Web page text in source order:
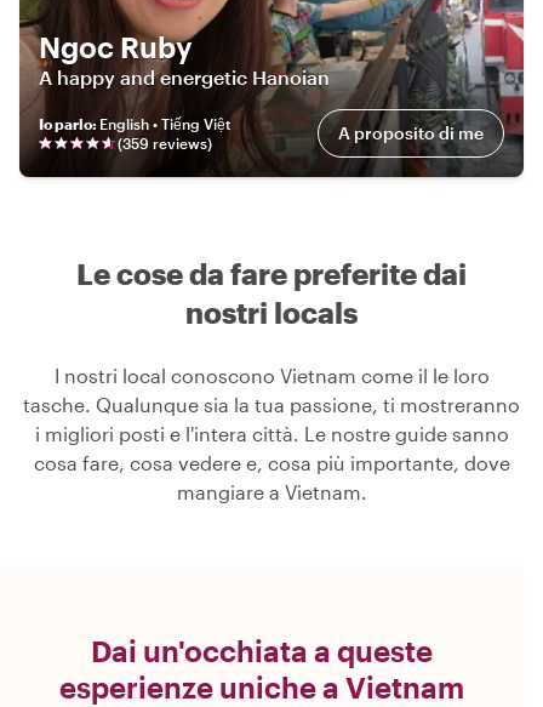
Ngoc Ruby
A happy and energetic Hanoian
Io parlo: English • Tiếng Việt
(359 reviews) A proposito di me
Le cose da fare preferite dai
nostri locals
I nostri local conoscono Vietnam come il le loro
tasche. Qualunque sia la tua passione, ti mostreranno
i migliori posti e l'intera città. Le nostre guide sanno
cosa fare, cosa vedere e, cosa più importante, dove
mangiare a Vietnam.
Dai un'occhiata a queste
esperienze uniche a Vietnam